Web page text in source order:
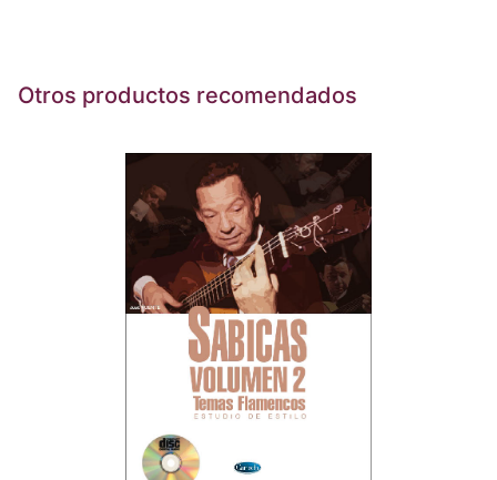
Otros productos recomendados